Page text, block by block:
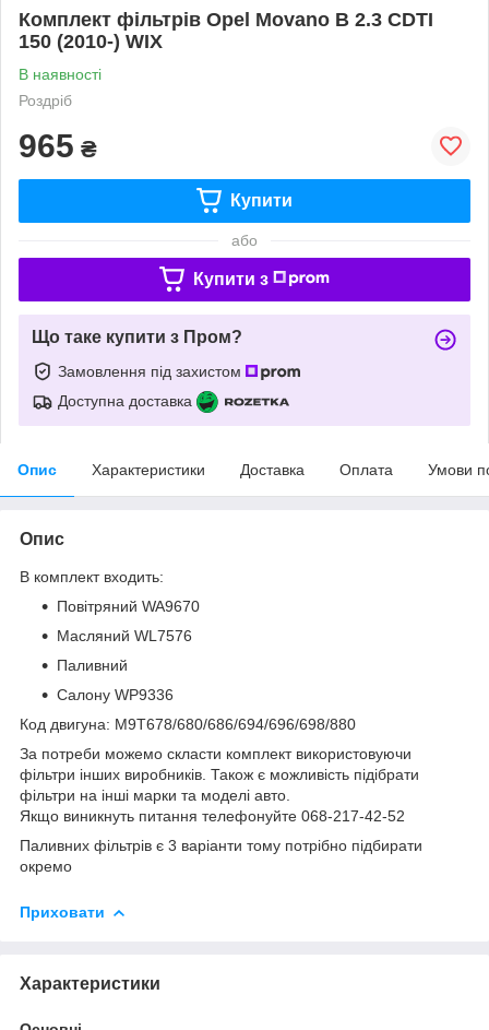
Комплект фільтрів Opel Movano B 2.3 CDTI
150 (2010-) WIX
В наявності
Роздріб
965 ₴
Купити
або
Купити з
Що таке купити з Пром?
Замовлення під захистом
Доступна доставка
Опис Характеристики Доставка Оплата Умови
Опис
В комплект входить:
Повітряний WA9670
Масляний WL7576
Паливний
Салону WP9336
Код двигуна: M9T678/680/686/694/696/698/880
За потреби можемо скласти комплект використовуючи
фільтри інших виробників. Також є можливість підібрати
фільтри на інші марки та моделі авто.
Якщо виникнуть питання телефонуйте 068-217-42-52
Паливних фільтрів є 3 варіанти тому потрібно підбирати
окремо
Приховати
Характеристики